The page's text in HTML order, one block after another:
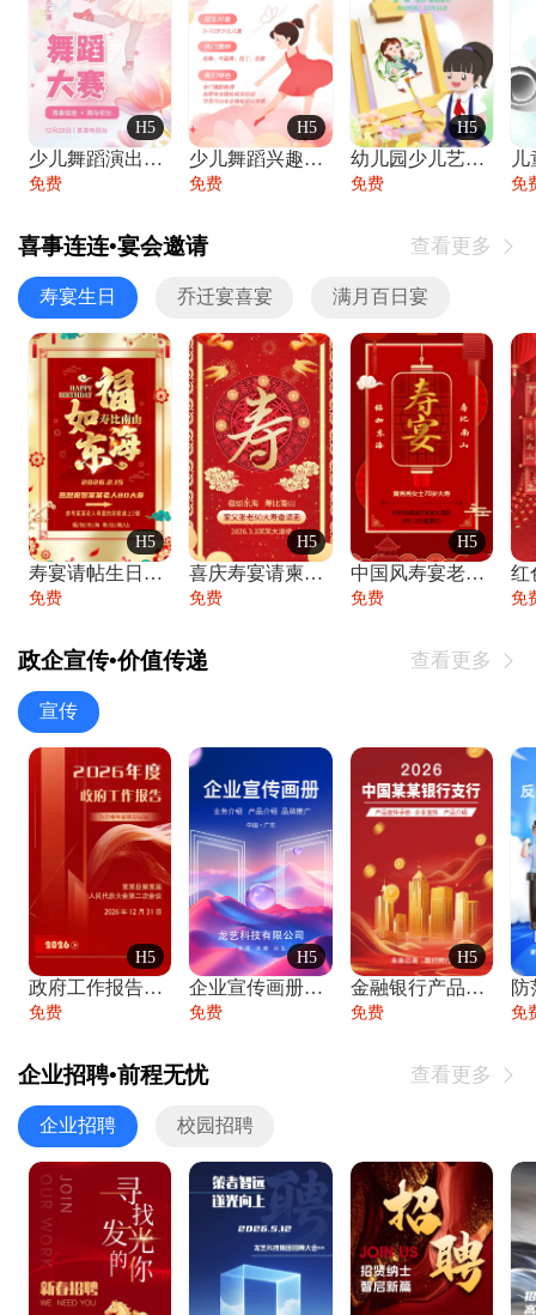
H5
少儿舞蹈演出舞蹈比赛跳舞大赛文艺汇演活动
免费
H5
少儿舞蹈兴趣班艺术培训学校招生宣传
免费
H5
幼儿园少儿艺术展览绘画展摄影作品展美术展
免费 免
喜事连连•宴会邀请 查看更多 
寿宴生日 乔迁宴喜宴 满月百日宴
H5
寿宴请帖生日宴邀请函老人寿星生日快乐祝寿
免费
H5
喜庆寿宴请柬老人生日宴会邀请函请柬过大寿
免费
H5
中国风寿宴老人生日宴会邀请函寿宴请帖请柬
免费 免
政企宣传•价值传递 查看更多 
宣传
H5
政府工作报告政府年终工作总结
免费
H5
企业宣传画册公司简介产品介绍业务宣传手册
免费
H5
金融银行产品宣传手册企业宣传产品介绍
免费
防
免
企业招聘•前程无忧 查看更多 
企业招聘 校园招聘